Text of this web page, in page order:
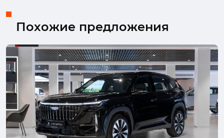
Похожие предложения